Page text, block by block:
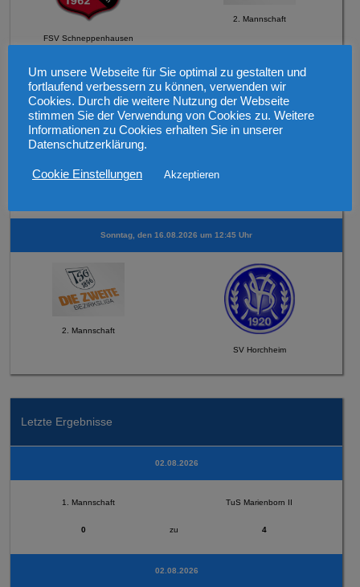
FSV Schneppenhausen
2. Mannschaft
Mittwoch, den 12.08.2026 19:30 Uhr Verbandspokal
Sonntag, den 16.08.2026 um 12:45 Uhr
2. Mannschaft
SV Horchheim
Letzte Ergebnisse
02.08.2026
1. Mannschaft TuS Marienborn II
0 zu 4
02.08.2026
Um unsere Webseite für Sie optimal zu gestalten und
fortlaufend verbessern zu können, verwenden wir
Cookies. Durch die weitere Nutzung der Webseite
stimmen Sie der Verwendung von Cookies zu. Weitere
Informationen zu Cookies erhalten Sie in unserer
Datenschutzerklärung.
Cookie Einstellungen Akzeptieren